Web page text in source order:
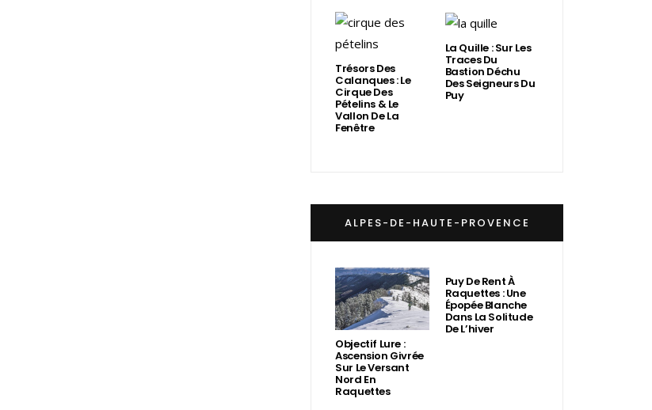
Trésors Des
Calanques : Le
Cirque Des
Pételins & Le
Vallon De La
Fenêtre
La Quille : Sur Les
Traces Du
Bastion Déchu
Des Seigneurs Du
Puy
ALPES-DE-HAUTE-PROVENCE
Objectif Lure :
Ascension Givrée
Sur Le Versant
Nord En
Raquettes
Puy De Rent À
Raquettes : Une
Épopée Blanche
Dans La Solitude
De L’hiver